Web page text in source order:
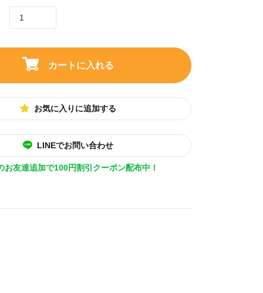
カートに入れる
お気に入りに追加する
LINEでお問い合わせ
お友達追加で100円割引クーポン配布中！